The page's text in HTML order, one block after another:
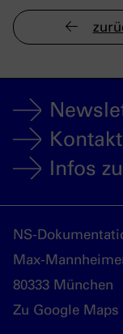
Kontakt
Infos
NS-
Max-
80333 München
Zu Google Maps